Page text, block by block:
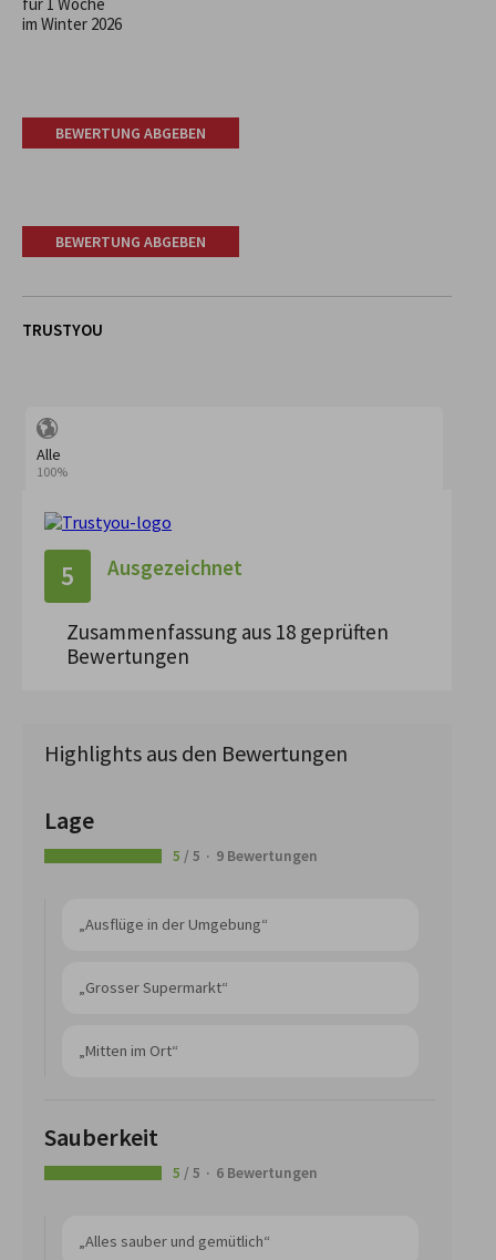
im Winter 2026
BEWERTUNG ABGEBEN
BEWERTUNG ABGEBEN
TRUSTYOU
Alle
100%
5 Ausgezeichnet
Zusammenfassung aus 18 geprüften
Bewertungen
Highlights aus den Bewertungen
Lage
5 / 5 9 Bewertungen
„Ausflüge in der Umgebung“
„Grosser Supermarkt“
„Mitten im Ort“
Sauberkeit
5 / 5 6 Bewertungen
„Alles sauber und gemütlich“